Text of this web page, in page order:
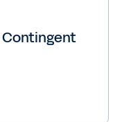
Contingent